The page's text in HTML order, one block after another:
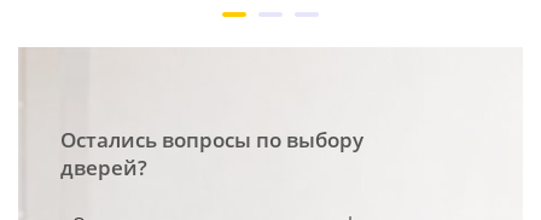
Остались вопросы по выбору
дверей?